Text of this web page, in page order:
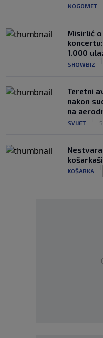
NOGOMET
Misirlić o
1.000
SHOWBIZ
Teretni
nakon
na
SVIJET
KOŠARKA